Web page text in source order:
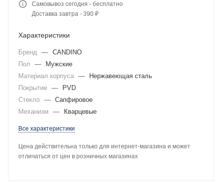
Самовывоз сегодня - бесплатно
Доставка завтра - 390 ₽
Характеристики
Бренд — CANDINO
Пол
—
Мужские
Материал корпуса —
Нержавеющая сталь
Покрытие —
PVD
Стекло — Сапфировое
Механизм
— Кварцевые
Все характеристики
Цена действительна только для интернет-магазина и может
отличаться от цен в розничных магазинах